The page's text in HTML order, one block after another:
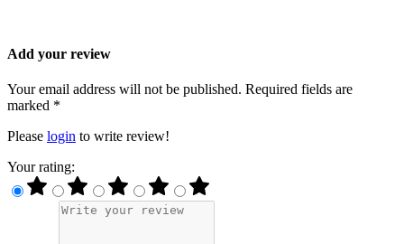
Add your review
Your email address will not be published. Required fields are
marked *
Please login to write review!
Your rating: